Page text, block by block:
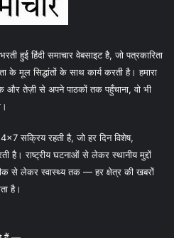
हुई हिंदी समाचार वेबसाइट है, जो पत्रकारिता
के मूल सिद्धांतों के साथ कार्य करती है। हमारा
और तेज़ी से अपने पाठकों तक पहुँचाना, वो भी
सक्रिय रहती है, जो हर दिन विशेष,
है। राष्ट्रीय घटनाओं से लेकर स्थानीय मुद्दों
से लेकर स्वास्थ्य तक — हर क्षेत्र की खबरों
है।